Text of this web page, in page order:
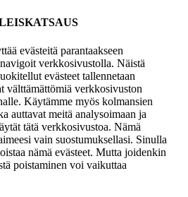
evästeitä parantaakseen
verkkosivustolla. Näistä
evästeet tallennetaan
välttämättömiä verkkosivuston
Käytämme myös kolmansien
auttavat meitä analysoimaan ja
tätä verkkosivustoa. Nämä
vain suostumuksellasi. Sinulla
nämä evästeet. Mutta joidenkin
poistaminen voi vaikuttaa